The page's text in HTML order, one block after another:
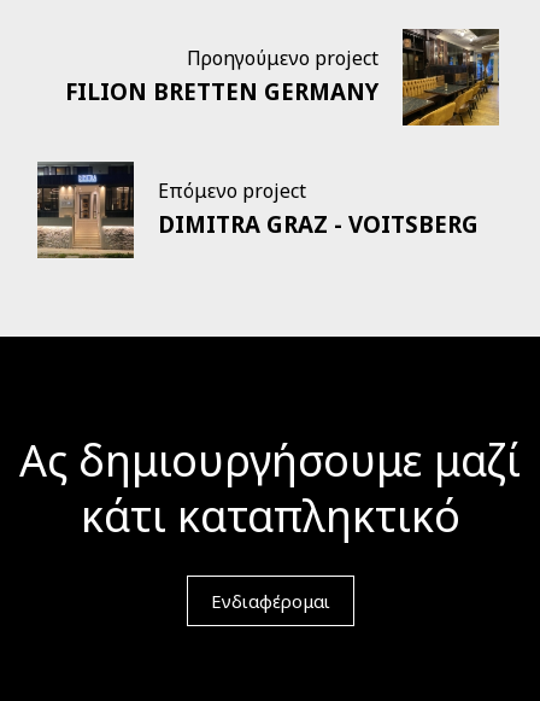
Προηγούμενο project
FILION BRETTEN GERMANY
Επόμενο project
DIMITRA GRAZ - VOITSBERG
Ας δημιουργήσουμε μαζί
κάτι καταπληκτικό
Ενδιαφέρομαι